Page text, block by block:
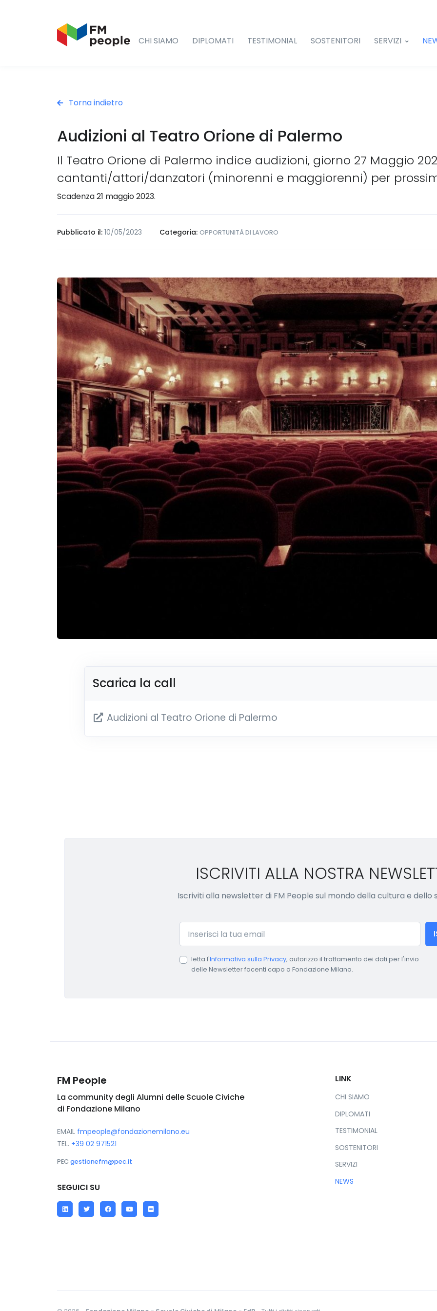
CHI SIAMO DIPLOMATI TESTIMONIAL SOSTENITORI SERVIZI
Torna indietro
Audizioni al Teatro Orione di Palermo
Il Teatro Orione di Palermo indice audizioni, giorno 27 Maggio
cantanti/attori/danzatori (minorenni e maggiorenni) per
Scadenza 21 maggio 2023.
Pubblicato il: 10/05/2023 Categoria: OPPORTUNITÀ DI LAVORO
Scarica la call
Audizioni al Teatro Orione di Palermo
ISCRIVITI ALLA NOSTRA
Iscriviti alla newsletter di FM People sul mondo della cultura e dello
Email
letta l'Informativa sulla Privacy, autorizzo il trattamento dei dati per l'invio
delle Newsletter facenti capo a Fondazione Milano.
LINK
CHI SIAMO
DIPLOMATI
TESTIMONIAL
SOSTENITORI
SERVIZI
NEWS
FM People
La community degli Alumni delle Scuole Civiche
di Fondazione Milano
EMAIL fmpeople@fondazionemilano.eu
TEL. +39 02 971521
PEC gestionefm@pec.it
SEGUICI SU
LinkedInTwitterFacebookYouTube
Flickr